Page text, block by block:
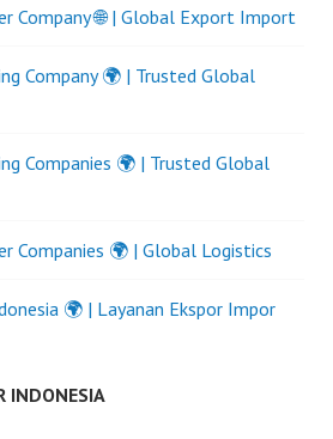
Company 🌐 | Global Export Import
Company 🌍 | Trusted Global
Companies 🌍 | Trusted Global
Companies 🌍 | Global Logistics
🌍 | Layanan Ekspor Impor
INDONESIA